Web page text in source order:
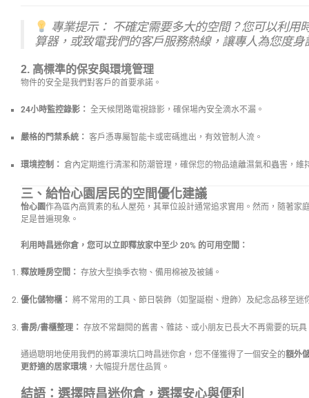
專業提示： 不確定需要多大的空間？您可以利用
算器，或致電我們的客戶服務熱線，讓專人為您度
2. 高標準的保安與環境管理
物件的安全是我們對客戶的首要承諾。
24小時監控錄影： 全天候閉路電視錄影，確保場內安全滴水不漏。
嚴格的門禁系統： 客戶憑專屬智能卡或密碼進出，有效管制人流。
環境控制： 倉內定期進行清潔和防潮管理，確保您的物品遠離濕氣和蟲害，維
三、給怡心園居民的空間優化建議
怡心園作為區內高質素的私人屋苑，其單位設計通常追求實用。然而，隨著家
足是普遍現象。
利用時昌迷你倉，您可以立即釋放家中至少 20% 的可用空間：
釋放睡房空間： 存放大型換季衣物、備用棉被及被鋪。
優化儲物櫃： 將不常用的工具、節日裝飾（如聖誕樹、燈飾）及紀念品移至迷
書房/書櫃整理： 存放不常翻閱的舊書、雜誌、或小朋友已長大不再需要的玩具
通過聰明地使用我們的將軍澳坑口時昌迷你倉，您不僅獲得了一個安全的額外
更舒適的居家環境 ，大幅提升居住品質。
結語：選擇時昌迷你倉，選擇安心與便利